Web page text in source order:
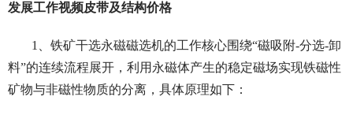
发展工作视频皮带及结构价格
1、铁矿干选永磁磁选机的工作核心围绕“磁吸附-分选-卸
料”的连续流程展开，利用永磁体产生的稳定磁场实现铁磁性
矿物与非磁性物质的分离，具体原理如下：